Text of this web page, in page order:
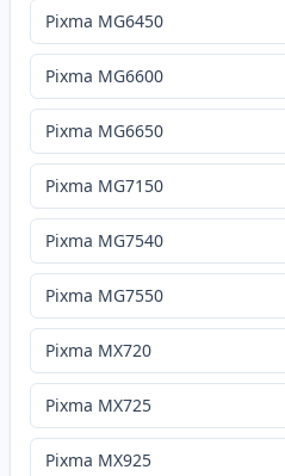
Pixma MG6450
Pixma MG6600
Pixma MG6650
Pixma MG7150
Pixma MG7540
Pixma MG7550
Pixma MX720
Pixma MX725
Pixma MX925